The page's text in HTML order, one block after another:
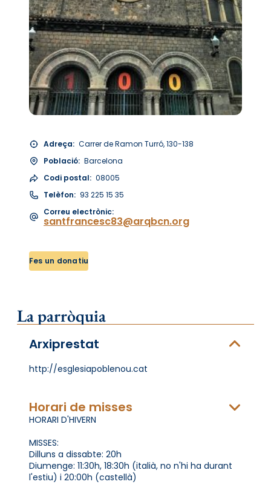
Adreça: Carrer de Ramon Turró, 130-138
Població: Barcelona
Codi postal: 08005
Telèfon: 93 225 15 35
Correu electrònic:
santfrancesc83@arqbcn.org
Fes un donatiu
La parròquia
Arxiprestat
http://esglesiapoblenou.cat
Horari de misses
HORARI D'HIVERN
MISSES:
Dilluns a dissabte: 20h
Diumenge: 11:30h, 18:30h (italià, no n'hi ha durant
l'estiu) i 20:00h (castellà)